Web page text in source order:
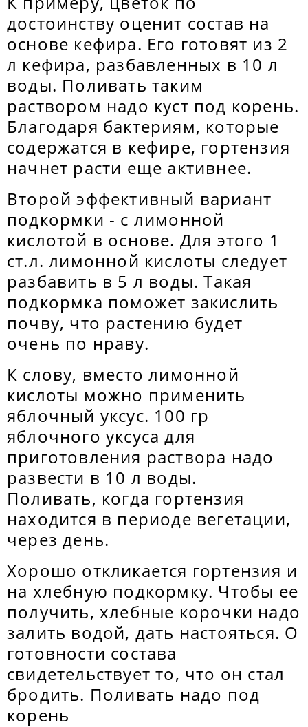
достоинству оценит состав на
основе кефира. Его готовят из 2
л кефира, разбавленных в 10 л
воды. Поливать таким
раствором надо куст под корень.
Благодаря бактериям, которые
содержатся в кефире, гортензия
начнет расти еще активнее.
Второй эффективный вариант
подкормки - с лимонной
кислотой в основе. Для этого 1
ст.л. лимонной кислоты следует
разбавить в 5 л воды. Такая
подкормка поможет закислить
почву, что растению будет
очень по нраву.
К слову, вместо лимонной
кислоты можно применить
яблочный уксус. 100 гр
яблочного уксуса для
приготовления раствора надо
развести в 10 л воды.
Поливать, когда гортензия
находится в периоде вегетации,
через день.
Хорошо откликается гортензия и
на хлебную подкормку. Чтобы ее
получить, хлебные корочки надо
залить водой, дать настояться. О
готовности состава
свидетельствует то, что он стал
бродить. Поливать надо под
корень